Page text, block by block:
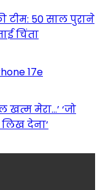
टीम: 50 साल पुराने
चिंता
17e
मेरा…’ ‘जो
देना’